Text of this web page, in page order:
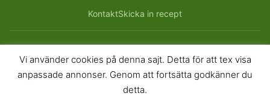
KontaktSkicka in recept
© 2026Mat-recept.com. Mat-recept sedan 2006.
Vi använder cookies på denna sajt. Detta för att tex visa
anpassade annonser. Genom att fortsätta godkänner du
detta.